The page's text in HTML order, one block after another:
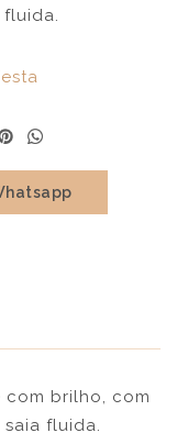
com brilho, com
fluida.